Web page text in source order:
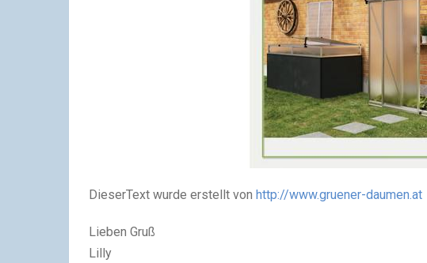
DieserText wurde erstellt von http://www.gruener-daumen.at
Lieben Gruß
Lilly